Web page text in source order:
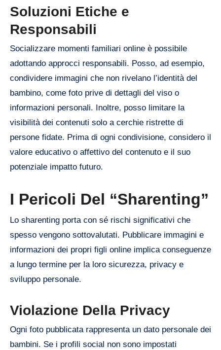
Soluzioni Etiche e
Responsabili
Socializzare momenti familiari online è possibile
adottando approcci responsabili. Posso, ad esempio,
condividere immagini che non rivelano l’identità del
bambino, come foto prive di dettagli del viso o
informazioni personali. Inoltre, posso limitare la
visibilità dei contenuti solo a cerchie ristrette di
persone fidate. Prima di ogni condivisione, considero il
valore educativo o affettivo del contenuto e il suo
potenziale impatto futuro.
I Pericoli Del “Sharenting”
Lo sharenting porta con sé rischi significativi che
spesso vengono sottovalutati. Pubblicare immagini e
informazioni dei propri figli online implica conseguenze
a lungo termine per la loro sicurezza, privacy e
sviluppo personale.
Violazione Della Privacy
Ogni foto pubblicata rappresenta un dato personale dei
bambini. Se i profili social non sono impostati